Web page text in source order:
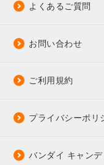
よくあるご質問
お問い合わせ
ご利用規約
プライバシーポリ
バンダイ キャン